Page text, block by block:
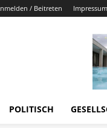
/ Beitreten Impressum
POLITISCH